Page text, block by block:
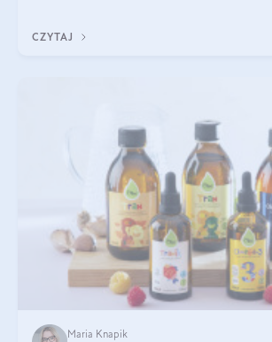
CZYTAJ
Maria Knapik